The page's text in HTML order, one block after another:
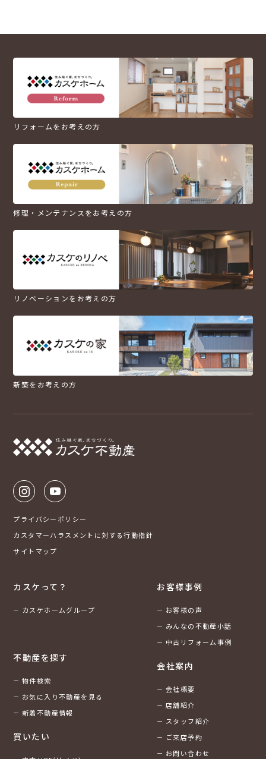
リフォームをお考えの方
修理・メンテナンスをお考えの方
リノベーションをお考えの方
新築をお考えの方
プライバシーポリシー
カスタマーハラスメントに対する行動指針
サイトマップ
カスケって？
カスケホームグループ
不動産を探す
物件検索
お気に入り不動産を見る
新着不動産情報
買いたい
お客様事例
お客様の声
みんなの不動産小話
中古リフォーム事例
会社案内
会社概要
店舗紹介
スタッフ紹介
ご来店予約
お問い合わせ